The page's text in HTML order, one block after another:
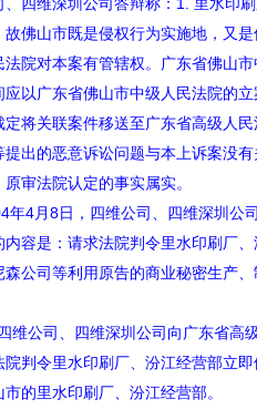
佛山市既是侵权行为实施地，又
法院对本案有管辖权。广东省佛山
应以广东省佛山市中级人民法院的
将关联案件移送至广东省高级人民
出的恶意诉讼问题与本上诉案没有
法院认定的事实属实。
年4月8日，四维公司、四维深圳公
容是：请求法院判令里水印刷厂
公司等利用原告的商业秘密生产
维公司、四维深圳公司向广东省高
判令里水印刷厂、汾江经营部立
的里水印刷厂、汾江经营部。